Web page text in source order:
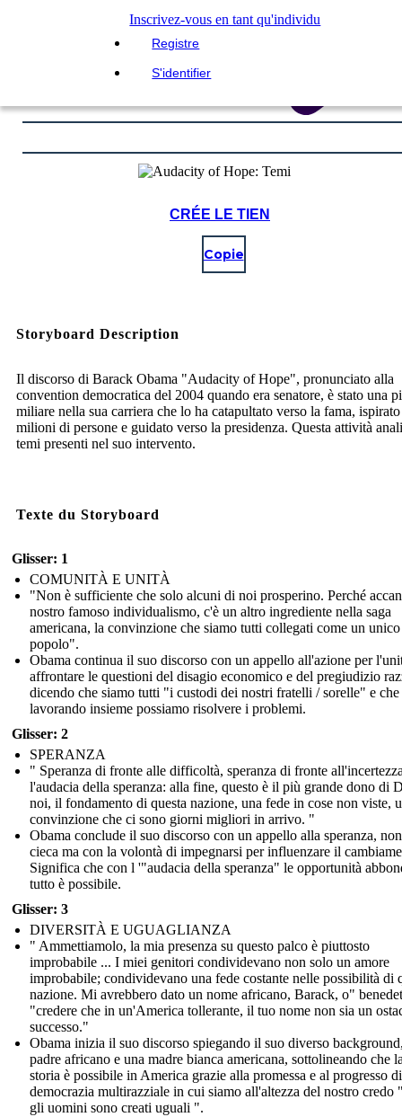
Inscrivez-vous en tant qu'individu
Registre
S'identifier
CRÉE LE TIEN
Copie
Storyboard Description
Il discorso di Barack Obama "Audacity of Hope", pronunciato alla
convention democratica del 2004 quando era senatore, è stato una
miliare nella sua carriera che lo ha catapultato verso la fama, ispirato
milioni di persone e guidato verso la presidenza. Questa attività
temi presenti nel suo intervento.
Texte du Storyboard
Glisser: 1
COMUNITÀ E UNITÀ
"Non è sufficiente che solo alcuni di noi prosperino. Perché
nostro famoso individualismo, c'è un altro ingrediente nella saga
americana, la convinzione che siamo tutti collegati come un unico
popolo".
Obama continua il suo discorso con un appello all'azione per
affrontare le questioni del disagio economico e del pregiudizio
dicendo che siamo tutti "i custodi dei nostri fratelli / sorelle" e che
lavorando insieme possiamo risolvere i problemi.
Glisser: 2
SPERANZA
" Speranza di fronte alle difficoltà, speranza di fronte
l'audacia della speranza: alla fine, questo è il più grande dono di
noi, il fondamento di questa nazione, una fede in cose non viste,
convinzione che ci sono giorni migliori in arrivo. "
Obama conclude il suo discorso con un appello alla speranza,
cieca ma con la volontà di impegnarsi per influenzare il
Significa che con l '"audacia della speranza" le opportunità
tutto è possibile.
Glisser: 3
DIVERSITÀ E UGUAGLIANZA
" Ammettiamolo, la mia presenza su questo palco è piuttosto
improbabile ... I miei genitori condividevano non solo un amore
improbabile; condividevano una fede costante nelle possibilità di
nazione. Mi avrebbero dato un nome africano, Barack, o"
"credere che in un'America tollerante, il tuo nome non sia un
successo."
Obama inizia il suo discorso spiegando il suo diverso
padre africano e una madre bianca americana, sottolineando che
storia è possibile in America grazie alla promessa e al progresso
democrazia multirazziale in cui siamo all'altezza del nostro credo
gli uomini sono creati uguali ".